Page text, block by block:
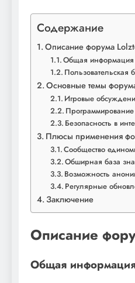
Содержание
Описание форума
Общая информация
Пользовательская
Основные темы
Игровые
Безопасность в
Плюсы применения
Сообщество
Обширная база
Возможность
Регулярные
Заключение
Описание
Общая